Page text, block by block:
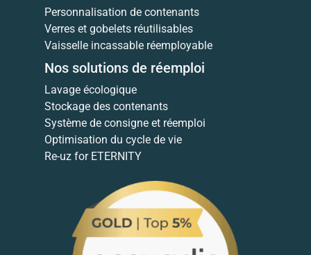
Personnalisation de contenants
Verres et gobelets réutilisables
Vaisselle incassable réemployable
Nos solutions de réemploi
Lavage écologique
Stockage des contenants
Système de consigne et réemploi
Optimisation du cycle de vie
Re-uz for ETERNITY